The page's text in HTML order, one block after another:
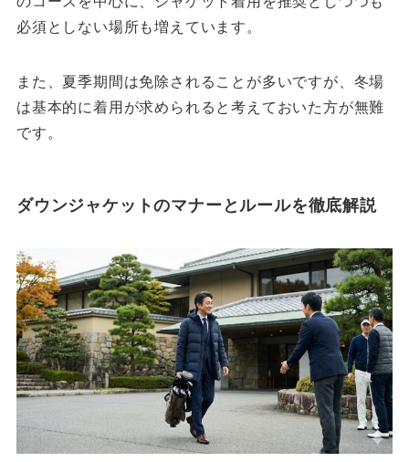
必須としない場所も増えています。
また、夏季期間は免除されることが多いですが、冬場
は基本的に着用が求められると考えておいた方が無難
です。
ダウンジャケットのマナーとルールを徹底解説